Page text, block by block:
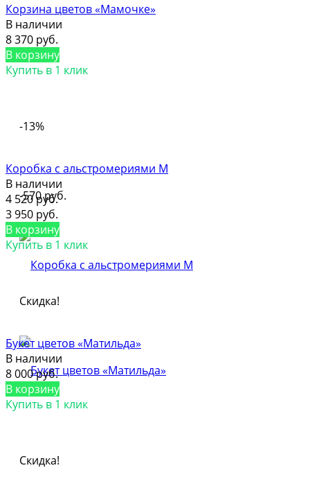
Корзина цветов «Мамочке»
В наличии
8 370 руб.
В корзину
Купить в 1 клик
-13%
-570 руб.
Коробка с альстромериями M
В наличии
4 520 руб.
3 950 руб.
В корзину
Купить в 1 клик
Скидка!
Букет цветов «Матильда»
В наличии
8 000 руб.
В корзину
Купить в 1 клик
Скидка!